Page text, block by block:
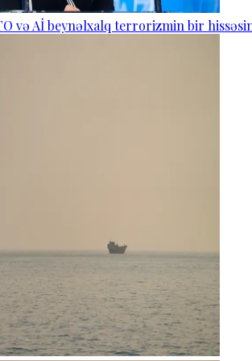
və Aİ beynəlxalq terrorizmin bir